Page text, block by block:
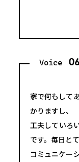
Voice 06
家で何もして
かりますし、
工夫していろ
です。毎日と
コミュニケー